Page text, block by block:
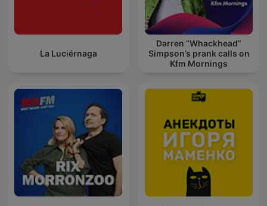
La Luciérnaga
Darren “Whackhead”
Simpson’s prank calls on
Kfm Mornings